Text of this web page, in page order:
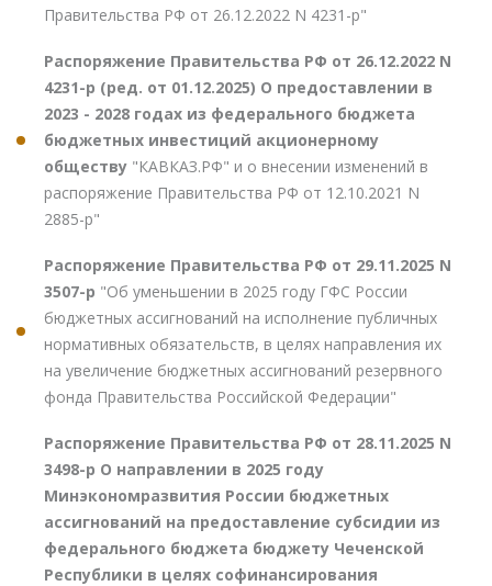
Правительства РФ от 26.12.2022 N 4231-р"
Распоряжение Правительства РФ от 26.12.2022 N
4231-р (ред. от 01.12.2025) О предоставлении в
2023 - 2028 годах из федерального бюджета
бюджетных инвестиций акционерному
обществу "КАВКАЗ.РФ" и о внесении изменений в
распоряжение Правительства РФ от 12.10.2021 N
2885-р"
Распоряжение Правительства РФ от 29.11.2025 N
3507-р "Об уменьшении в 2025 году ГФС России
бюджетных ассигнований на исполнение публичных
нормативных обязательств, в целях направления их
на увеличение бюджетных ассигнований резервного
фонда Правительства Российской Федерации"
Распоряжение Правительства РФ от 28.11.2025 N
3498-р О направлении в 2025 году
Минэкономразвития России бюджетных
ассигнований на предоставление субсидии из
федерального бюджета бюджету Чеченской
Республики в целях софинансирования